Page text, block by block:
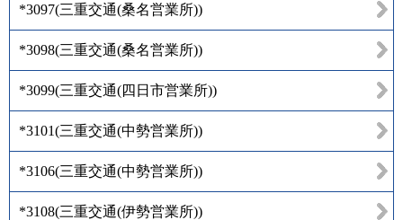
*3097(三重交通(桑名営業所))
*3098(三重交通(桑名営業所))
*3099(三重交通(四日市営業所))
*3101(三重交通(中勢営業所))
*3106(三重交通(中勢営業所))
*3108(三重交通(伊勢営業所))